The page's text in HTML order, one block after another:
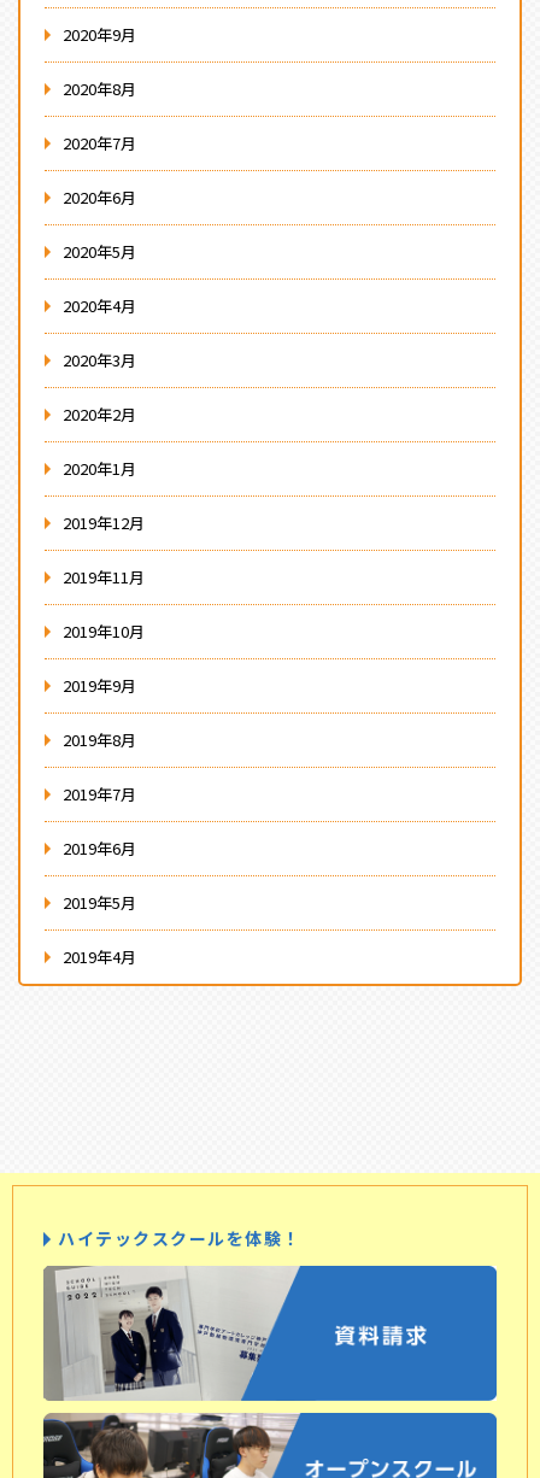
2020年9月
2020年8月
2020年7月
2020年6月
2020年5月
2020年4月
2020年3月
2020年2月
2020年1月
2019年12月
2019年11月
2019年10月
2019年9月
2019年8月
2019年7月
2019年6月
2019年5月
2019年4月
ハイテックスクールを体験！